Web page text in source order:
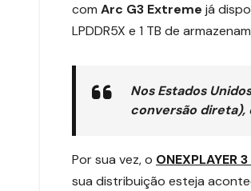
com Arc G3 Extreme já
LPDDR5X e 1 TB de
Nos Estados
conversão direta),
Por sua vez, o ONEXPLAYER 3
sua distribuição esteja